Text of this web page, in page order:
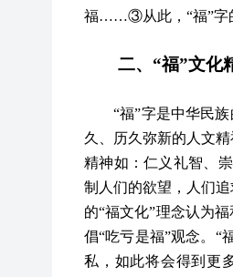
福……③从此，“福”字
二、 “福”文化
“福”字是中华民
久、历久弥新的人文
精神如：仁义礼智、
制人们的欲望，人们
的“福文化”理念认为
倡“吃亏是福”观念。“
私，如此将会得到更